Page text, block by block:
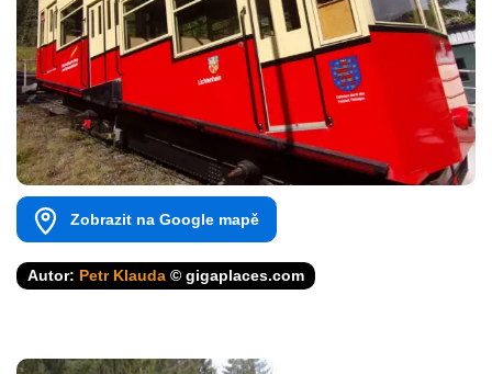
Zobrazit na Google mapě
Autor: Petr Klauda © gigaplaces.com